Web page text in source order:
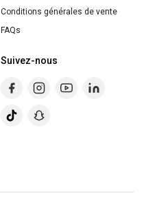
Conditions générales de vente
FAQs
Suivez-nous